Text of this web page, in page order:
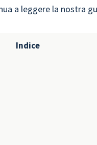
a leggere la nostra
Indice